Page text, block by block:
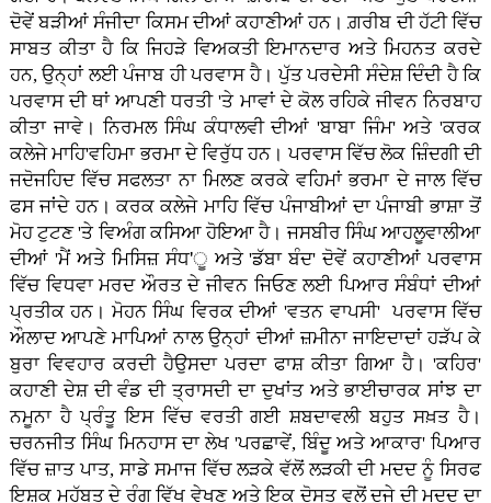
ਦੋਵੇਂ ਬੜੀਆਂ ਸੰਜੀਦਾ ਕਿਸਮ ਦੀਆਂ ਕਹਾਣੀਆਂ ਹਨ। ਗ਼ਰੀਬ ਦੀ ਹੱਟੀ ਵਿੱਚ
ਸਾਬਤ ਕੀਤਾ ਹੈ ਕਿ ਜਿਹੜੇ ਵਿਅਕਤੀ ਇਮਾਨਦਾਰ ਅਤੇ ਮਿਹਨਤ ਕਰਦੇ
ਹਨ, ਉਨ੍ਹਾਂ ਲਈ ਪੰਜਾਬ ਹੀ ਪਰਵਾਸ ਹੈ। ਪੁੱਤ ਪਰਦੇਸੀ ਸੰਦੇਸ਼ ਦਿੰਦੀ ਹੈ ਕਿ
ਪਰਵਾਸ ਦੀ ਥਾਂ ਆਪਣੀ ਧਰਤੀ 'ਤੇ ਮਾਵਾਂ ਦੇ ਕੋਲ ਰਹਿਕੇ ਜੀਵਨ ਨਿਰਬਾਹ
ਕੀਤਾ ਜਾਵੇ। ਨਿਰਮਲ ਸਿੰਘ ਕੰਧਾਲਵੀ ਦੀਆਂ 'ਬਾਬਾ ਜਿੰਮ' ਅਤੇ 'ਕਰਕ
ਕਲੇਜੇ ਮਾਹਿ'ਵਹਿਮਾ ਭਰਮਾ ਦੇ ਵਿਰੁੱਧ ਹਨ। ਪਰਵਾਸ ਵਿੱਚ ਲੋਕ ਜ਼ਿੰਦਗੀ ਦੀ
ਜਦੋਜਹਿਦ ਵਿੱਚ ਸਫਲਤਾ ਨਾ ਮਿਲਣ ਕਰਕੇ ਵਹਿਮਾਂ ਭਰਮਾ ਦੇ ਜਾਲ ਵਿੱਚ
ਫਸ ਜਾਂਦੇ ਹਨ। ਕਰਕ ਕਲੇਜੇ ਮਾਹਿ ਵਿੱਚ ਪੰਜਾਬੀਆਂ ਦਾ ਪੰਜਾਬੀ ਭਾਸ਼ਾ ਤੋਂ
ਮੋਹ ਟੁਟਣ 'ਤੇ ਵਿਅੰਗ ਕਸਿਆ ਹੋਇਆ ਹੈ। ਜਸਬੀਰ ਸਿੰਘ ਆਹਲੂਵਾਲੀਆ
ਦੀਆਂ 'ਮੈਂ ਅਤੇ ਮਿਸਿਜ਼ ਸੰਧ'ੂ ਅਤੇ 'ਡੱਬਾ ਬੰਦ' ਦੋਵੇਂ ਕਹਾਣੀਆਂ ਪਰਵਾਸ
ਵਿੱਚ ਵਿਧਵਾ ਮਰਦ ਔਰਤ ਦੇ ਜੀਵਨ ਜਿਓਣ ਲਈ ਪਿਆਰ ਸੰਬੰਧਾਂ ਦੀਆਂ
ਪ੍ਰਤੀਕ ਹਨ। ਮੋਹਨ ਸਿੰਘ ਵਿਰਕ ਦੀਆਂ 'ਵਤਨ ਵਾਪਸੀ' ਪਰਵਾਸ ਵਿੱਚ
ਔਲਾਦ ਆਪਣੇ ਮਾਪਿਆਂ ਨਾਲ ਉਨ੍ਹਾਂ ਦੀਆਂ ਜ਼ਮੀਨਾ ਜਾਇਦਾਦਾਂ ਹੜੱਪ ਕੇ
ਬੁਰਾ ਵਿਵਹਾਰ ਕਰਦੀ ਹੈਉਸਦਾ ਪਰਦਾ ਫਾਸ਼ ਕੀਤਾ ਗਿਆ ਹੈ। 'ਕਹਿਰ'
ਕਹਾਣੀ ਦੇਸ਼ ਦੀ ਵੰਡ ਦੀ ਤ੍ਰਾਸਦੀ ਦਾ ਦੁਖਾਂਤ ਅਤੇ ਭਾਈਚਾਰਕ ਸਾਂਝ ਦਾ
ਨਮੂਨਾ ਹੈ ਪ੍ਰੰਤੂ ਇਸ ਵਿੱਚ ਵਰਤੀ ਗਈ ਸ਼ਬਦਾਵਲੀ ਬਹੁਤ ਸਖ਼ਤ ਹੈ।
ਚਰਨਜੀਤ ਸਿੰਘ ਮਿਨਹਾਸ ਦਾ ਲੇਖ 'ਪਰਛਾਵੇਂ, ਬਿੰਦੂ ਅਤੇ ਆਕਾਰ' ਪਿਆਰ
ਵਿੱਚ ਜ਼ਾਤ ਪਾਤ, ਸਾਡੇ ਸਮਾਜ ਵਿੱਚ ਲੜਕੇ ਵੱਲੋਂ ਲੜਕੀ ਦੀ ਮਦਦ ਨੂੰ ਸਿਰਫ
ਇਸ਼ਕ ਮੁਹੱਬਤ ਦੇ ਰੰਗ ਵਿੱਖ ਵੇਖਣ ਅਤੇ ਇਕ ਦੋਸਤ ਵਲੋਂ ਦੂਜੇ ਦੀ ਮਦਦ ਦਾ